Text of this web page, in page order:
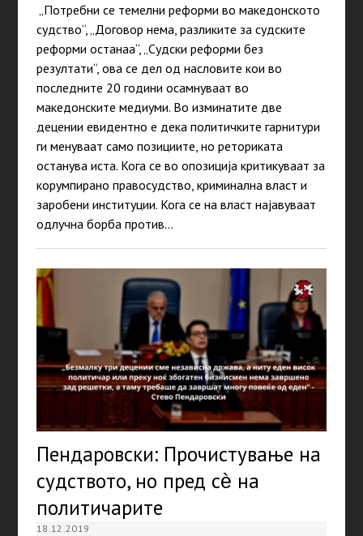
„Потребни се темелни реформи во македонското
судство“, „Договор нема, разликите за судските
реформи останаа“, „Судски реформи без
резултати“, ова се дел од насловите кои во
последните 20 години осамнуваат во
македонските медиуми. Во изминатите две
децении евидентно е дека политичките гарнитури
ги менуваат само позициите, но реториката
останува иста. Кога се во опозиција критикуваат за
корумпирано правосудство, криминална власт и
заробени институции. Кога се на власт најавуваат
одлучна борба против…
Пендаровски: Прочистување на
судството, но пред сѐ на
политичарите
18.12.2019